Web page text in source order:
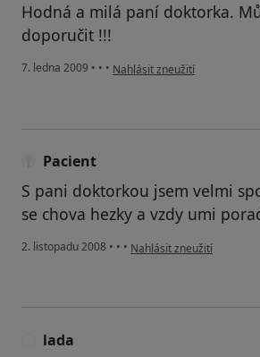
Hodná a milá paní doktorka.
doporučit !!!
7. ledna 2009 • • • podle názoru uživatele J.
Nahlásit zneužití
Pacient
S pani doktorkou jsem velmi
se chova hezky a vzdy umi
2. listopadu 2008 • • • podle názoru uživatele
Nahlásit zneužití
lada